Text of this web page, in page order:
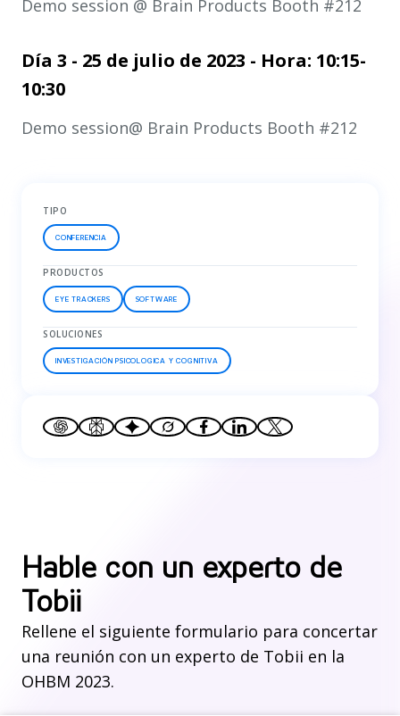
Demo session @ Brain Products Booth #212
Día 3 - 25 de julio de 2023 - Hora: 10:15-
10:30
Demo session@ Brain Products Booth #212
TIPO
CONFERENCIA
PRODUCTOS
EYE TRACKERS SOFTWARE
SOLUCIONES
INVESTIGACIÓN PSICOLOGICA Y COGNITIVA
Hable con un experto de
Tobii
Rellene el siguiente formulario para concertar
una reunión con un experto de Tobii en la
OHBM 2023.